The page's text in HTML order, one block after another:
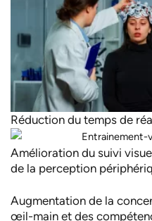
Réduction du temps de
Amélioration du suivi
de la perception
Augmentation de la
œil-main et des